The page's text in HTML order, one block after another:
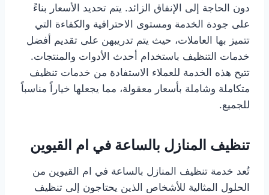
دون الحاجة إلى الإنفاق الزائد. يتم تحديد الأسعار بناءً
على جودة الخدمة ومستوى الاحترافية والكفاءة التي
تتميز بها العاملات، حيث يتم تدريبهن على تقديم أفضل
خدمات التنظيف باستخدام أحدث الأدوات والمنتجات.
تتيح هذه الخدمة للعملاء الاستفادة من خدمات تنظيف
متكاملة وشاملة بأسعار معقولة، مما يجعلها خياراً مناسباً
للجميع.
تنظيف المنازل بالساعة في ام القيوين
تُعد خدمة تنظيف المنازل بالساعة في ام القيوين من
الحلول المثالية للأشخاص الذين يحتاجون إلى تنظيف